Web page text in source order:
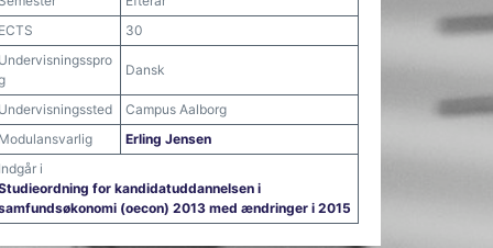
30
Dansk
Campus Aalborg
Erling Jensen
i
for kandidatuddannelsen i
(oecon) 2013 med ændringer i 2015